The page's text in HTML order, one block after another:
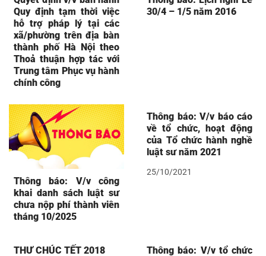
Quy định tạm thời việc
hỗ trợ pháp lý tại các
xã/phường trên địa bàn
thành phố Hà Nội theo
Thoả thuận hợp tác với
Trung tâm Phục vụ hành
chính công
30/4 – 1/5 năm 2016
Thông báo: V/v công
khai danh sách luật sư
chưa nộp phí thành viên
tháng 10/2025
Thông báo: V/v báo cáo
về tổ chức, hoạt động
của Tổ chức hành nghề
luật sư năm 2021
25/10/2021
THƯ CHÚC TẾT 2018 Thông báo: V/v tổ chức